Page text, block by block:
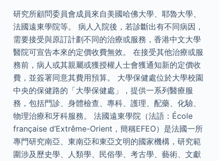
研究所顧問委員會成員來自美國哈佛大學、耶魯大學、
法國遠東學院等。 病人入院後，若診斷出有不同病因，
需要接受與原訂計劃不同的治療或服務，香港中文大學
醫院可宣告本來的定價收費無效。 在接受其他治療或服
務前，病人或其親屬或獲授權人士會獲通知新的定價收
費，並簽署同意其費用預算。 大學保健處位於大學校園
中央的保健路的「大學保健處」，提供一系列醫療服
務，包括門診、身體檢查、專科、護理、配藥、化驗、
物理治療和牙科服務。 法國遠東學院（法語：École
française d’Extrême-Orient，簡稱EFEO）是法國一所
專門研究南亞、東南亞和東亞文明的國家機構，研究範
圍涉及歷史學、人類學、民俗學、考古學、藝術、文獻